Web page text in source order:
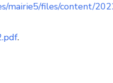
mairie5/files/content/
.